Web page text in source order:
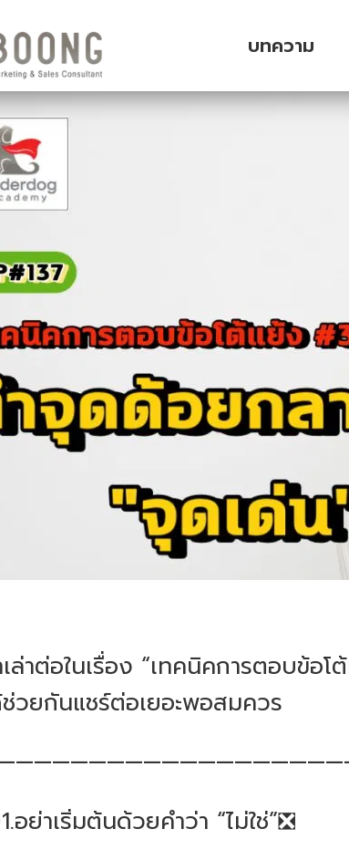
บทความ
เล่าต่อในเรื่อง “เทคนิคการตอบข้
วยกันแชร์ต่อเยอะพอสมควร
อย่าเริ่มต้นด้วยคำว่า “ไม่ใช่”❎